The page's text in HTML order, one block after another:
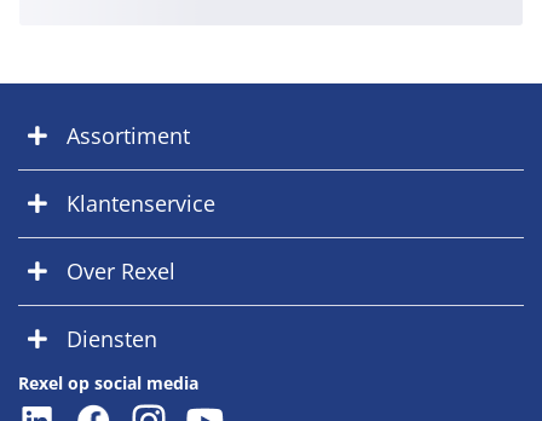
Assortiment
Klantenservice
Over Rexel
Diensten
Rexel op social media